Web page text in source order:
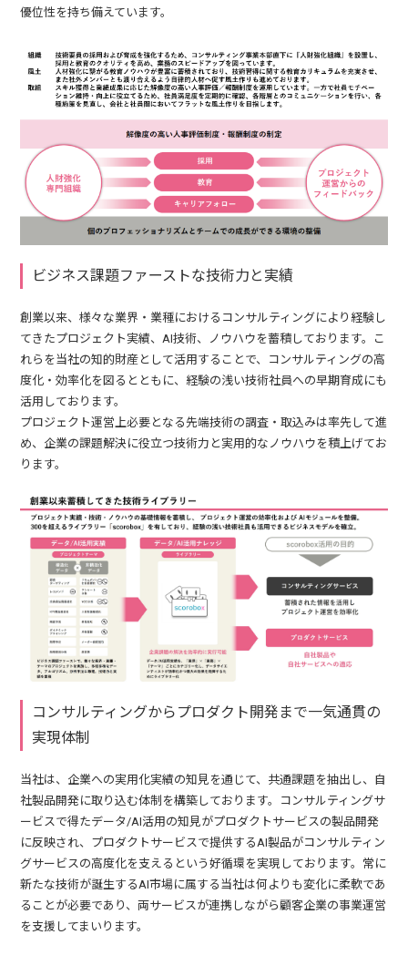
優位性を持ち備えています。
ビジネス課題ファーストな技術力と実績
創業以来、様々な業界・業種におけるコンサルティングにより経験し
てきたプロジェクト実績、AI技術、ノウハウを蓄積しております。こ
れらを当社の知的財産として活用することで、コンサルティングの高
度化・効率化を図るとともに、経験の浅い技術社員への早期育成にも
活用しております。
プロジェクト運営上必要となる先端技術の調査・取込みは率先して進
め、企業の課題解決に役立つ技術力と実用的なノウハウを積上げてお
ります。
コンサルティングからプロダクト開発まで一気通貫の
実現体制
当社は、企業への実用化実績の知見を通じて、共通課題を抽出し、自
社製品開発に取り込む体制を構築しております。コンサルティングサ
ービスで得たデータ/AI活用の知見がプロダクトサービスの製品開発
に反映され、プロダクトサービスで提供するAI製品がコンサルティン
グサービスの高度化を支えるという好循環を実現しております。常に
新たな技術が誕生するAI市場に属する当社は何よりも変化に柔軟であ
ることが必要であり、両サービスが連携しながら顧客企業の事業運営
を支援してまいります。